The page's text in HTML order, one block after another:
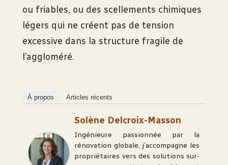
ou friables, ou des scellements chimiques
légers qui ne créent pas de tension
excessive dans la structure fragile de
l’aggloméré.
À propos Articles récents
Solène Delcroix-Masson
Ingénieure passionnée par la
rénovation globale, j’accompagne les
propriétaires vers des solutions sur-